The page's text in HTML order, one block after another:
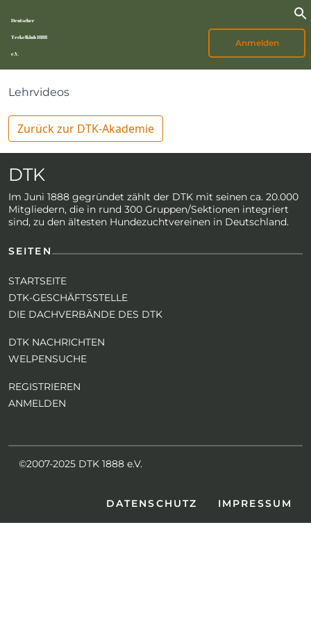
Deutscher
Teckelklub 1888
e.V.
Anmelden
Lehrvideos
Zurück zur DTK-Akademie
DTK
Im Juni 1888 gegründet zählt der DTK mit seinen ca. 20.000
Mitgliedern, die in rund 300 Gruppen/Sektionen integriert
sind, zu den ältesten Hundezuchtvereinen in Deutschland.
SEITEN
STARTSEITE
DTK-GESCHÄFTSSTELLE
DIE DACHVERBÄNDE DES DTK
DTK NACHRICHTEN
WELPENSUCHE
REGISTRIEREN
ANMELDEN
©2007-2025 DTK 1888 e.V.
DATENSCHUTZ IMPRESSUM